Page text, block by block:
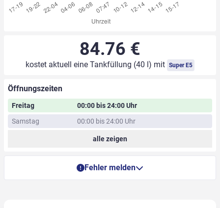
84.76 €
kostet aktuell eine Tankfüllung (40 l) mit Super E5
Öffnungszeiten
Freitag
00:00 bis 24:00 Uhr
Samstag
00:00 bis 24:00 Uhr
alle zeigen
Fehler melden